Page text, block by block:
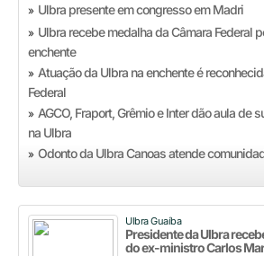
» Ulbra presente em congresso em Madri
» Ulbra recebe medalha da Câmara Federal
enchente
» Atuação da Ulbra na enchente é
Federal
» AGCO, Fraport, Grêmio e Inter dão aula de
na Ulbra
» Odonto da Ulbra Canoas atende
Ulbra Guaíba
Presidente da Ulbra
do ex-ministro Carlos